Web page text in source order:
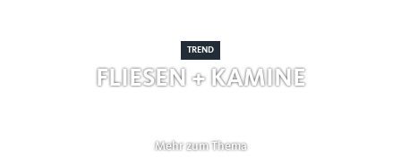
TREND
FLIESEN + KAMINE
Mehr zum Thema